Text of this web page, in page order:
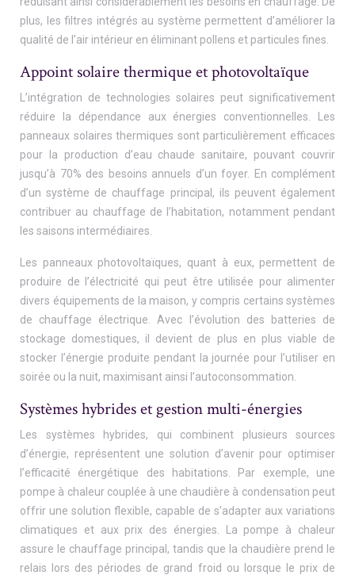
plus, les filtres intégrés au système permettent d’améliorer la
qualité de l’air intérieur en éliminant pollens et particules fines.
Appoint solaire thermique et photovoltaïque
L’intégration de technologies solaires peut significativement
réduire la dépendance aux énergies conventionnelles. Les
panneaux solaires thermiques sont particulièrement efficaces
pour la production d’eau chaude sanitaire, pouvant couvrir
jusqu’à 70% des besoins annuels d’un foyer. En complément
d’un système de chauffage principal, ils peuvent également
contribuer au chauffage de l’habitation, notamment pendant
les saisons intermédiaires.
Les panneaux photovoltaïques, quant à eux, permettent de
produire de l’électricité qui peut être utilisée pour alimenter
divers équipements de la maison, y compris certains systèmes
de chauffage électrique. Avec l’évolution des batteries de
stockage domestiques, il devient de plus en plus viable de
stocker l’énergie produite pendant la journée pour l’utiliser en
soirée ou la nuit, maximisant ainsi l’autoconsommation.
Systèmes hybrides et gestion multi-énergies
Les systèmes hybrides, qui combinent plusieurs sources
d’énergie, représentent une solution d’avenir pour optimiser
l’efficacité énergétique des habitations. Par exemple, une
pompe à chaleur couplée à une chaudière à condensation peut
offrir une solution flexible, capable de s’adapter aux variations
climatiques et aux prix des énergies. La pompe à chaleur
assure le chauffage principal, tandis que la chaudière prend le
relais lors des périodes de grand froid ou lorsque le prix de